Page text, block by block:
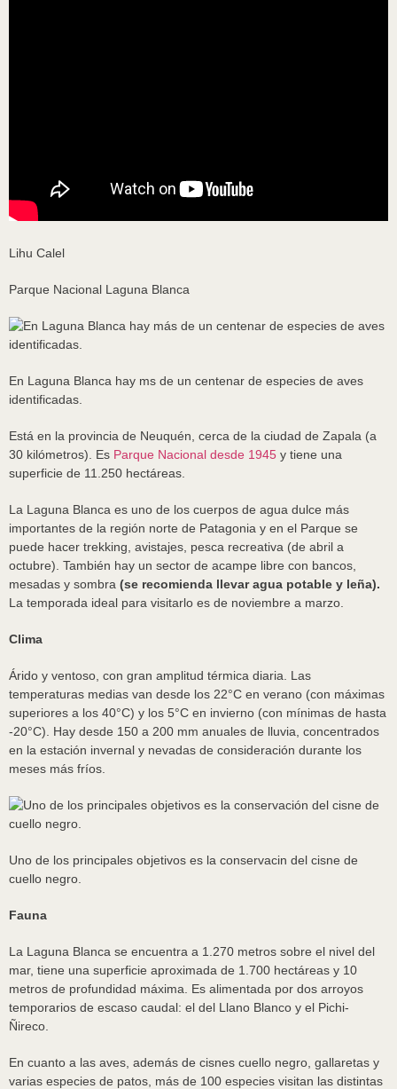
Lihu Calel
Parque Nacional Laguna Blanca
En Laguna Blanca hay ms de un centenar de especies de aves
identificadas.
Está en la provincia de Neuquén, cerca de la ciudad de Zapala (a
30 kilómetros). Es Parque Nacional desde 1945 y tiene una
superficie de 11.250 hectáreas.
La Laguna Blanca es uno de los cuerpos de agua dulce más
importantes de la región norte de Patagonia y en el Parque se
puede hacer trekking, avistajes, pesca recreativa (de abril a
octubre). También hay un sector de acampe libre con bancos,
mesadas y sombra (se recomienda llevar agua potable y leña).
La temporada ideal para visitarlo es de noviembre a marzo.
Clima
Árido y ventoso, con gran amplitud térmica diaria. Las
temperaturas medias van desde los 22°C en verano (con máximas
superiores a los 40°C) y los 5°C en invierno (con mínimas de hasta
-20°C). Hay desde 150 a 200 mm anuales de lluvia, concentrados
en la estación invernal y nevadas de consideración durante los
meses más fríos.
Uno de los principales objetivos es la conservacin del cisne de
cuello negro.
Fauna
La Laguna Blanca se encuentra a 1.270 metros sobre el nivel del
mar, tiene una superficie aproximada de 1.700 hectáreas y 10
metros de profundidad máxima. Es alimentada por dos arroyos
temporarios de escaso caudal: el del Llano Blanco y el Pichi-
Ñireco.
En cuanto a las aves, además de cisnes cuello negro, gallaretas y
varias especies de patos, más de 100 especies visitan las distintas